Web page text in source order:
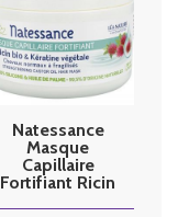
Natessance
Masque
Capillaire
Fortifiant Ricin